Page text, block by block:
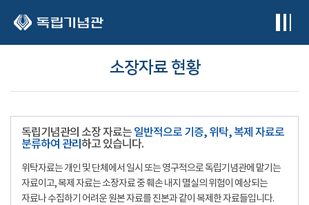
소장자료 현황
독립기념관의 소장 자료는 일반적으로 기증, 위탁, 복제 자료로
분류하여 관리 하고 있습니다.
위탁자료는 개인 및 단체에서 일시 또는 영구적으로 독립기념관에 맡기는
자료이고, 복제 자료는 소장자료 중 훼손 내지 멸실의 위험이 예상되는
자료나 수집하기 어려운 원본 자료를 진본과 같이 복제한 자료들입니다.